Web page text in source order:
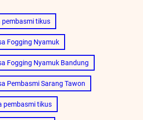
pembasmi tikus
Fogging Nyamuk
Fogging Nyamuk Bandung
Pembasmi Sarang Tawon
pembasmi tikus